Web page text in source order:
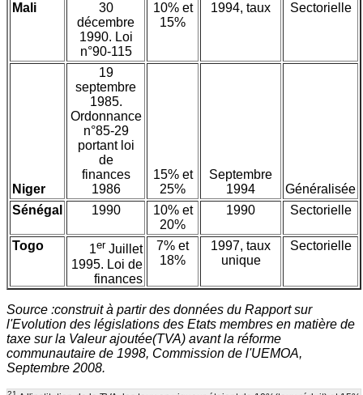
Mali
30
décembre
1990. Loi
n°90-115
10% et
15%
1994, taux Sectorielle
Niger
19
septembre
1985.
Ordonnance
n°85-29
portant loi
de
finances
1986
15% et
25%
Septembre
1994
Généralisée
Sénégal
1990
10% et
20%
1990 Sectorielle
Togo 1er Juillet
1995. Loi de
finances
7% et
18%
1997, taux
unique
Sectorielle
Source :construit à partir des données du Rapport sur
l'Evolution des législations des Etats membres en matière de
taxe sur la Valeur ajoutée(TVA) avant la réforme
communautaire de 1998, Commission de l'UEMOA,
Septembre 2008.